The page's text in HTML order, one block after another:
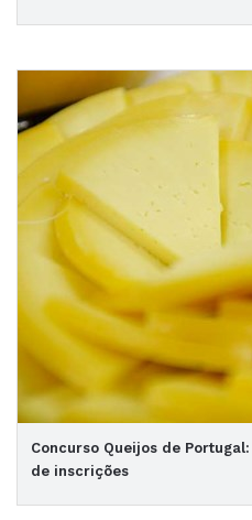
Concurso Queijos de
de inscrições